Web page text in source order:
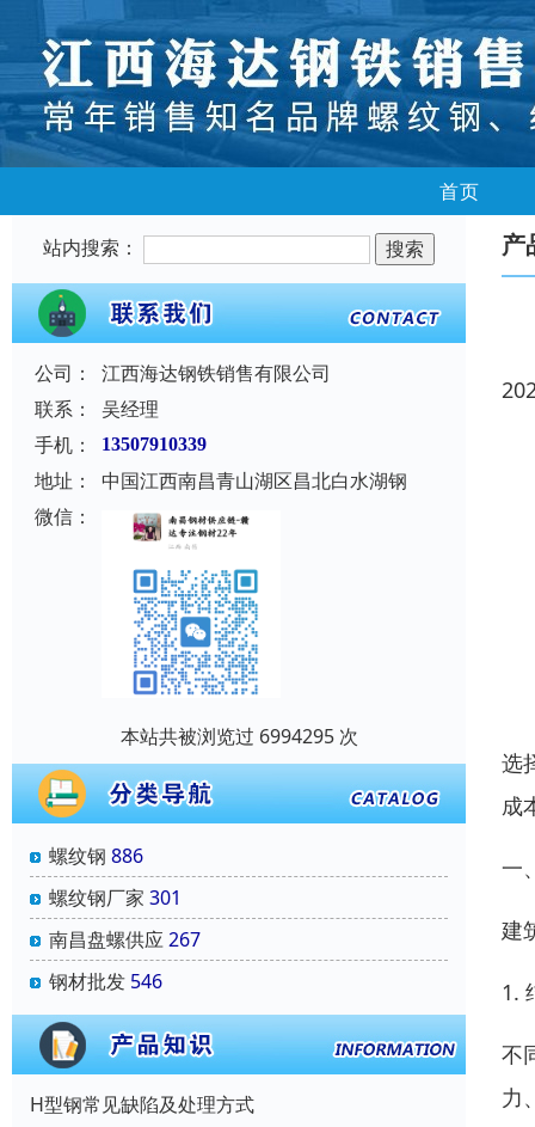
首页
站内搜索：
公司：
江西海达钢铁销售有限公司
联系：
吴经理
手机：
13507910339
地址：
中国江西南昌青山湖区昌北白水湖钢
微信：
本站共被浏览过 6994295 次
螺纹钢 886
螺纹钢厂家 301
南昌盘螺供应267
钢材批发 546
H型钢常见缺陷及处理方式
产
选
成
一
建
1.
不
力